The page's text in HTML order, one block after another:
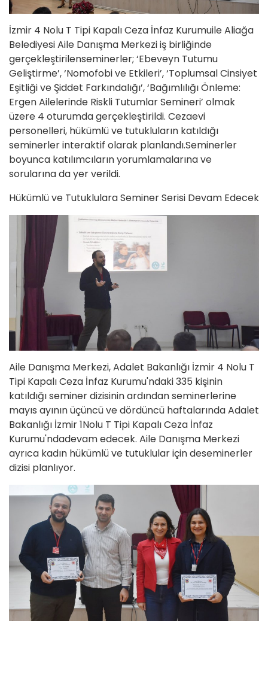
İzmir 4 Nolu T Tipi Kapalı Ceza İnfaz Kurumuile Aliağa
Belediyesi Aile Danışma Merkezi iş birliğinde
gerçekleştirilenseminerler; ‘Ebeveyn Tutumu
Geliştirme’, ‘Nomofobi ve Etkileri’, ‘Toplumsal Cinsiyet
Eşitliği ve Şiddet Farkındalığı’, ‘Bağımlılığı Önleme:
Ergen Ailelerinde Riskli Tutumlar Semineri’ olmak
üzere 4 oturumda gerçekleştirildi. Cezaevi
personelleri, hükümlü ve tutukluların katıldığı
seminerler interaktif olarak planlandı.Seminerler
boyunca katılımcıların yorumlamalarına ve
sorularına da yer verildi.
Hükümlü ve Tutuklulara Seminer Serisi Devam Edecek
Aile Danışma Merkezi, Adalet Bakanlığı İzmir 4 Nolu T
Tipi Kapalı Ceza İnfaz Kurumu'ndaki 335 kişinin
katıldığı seminer dizisinin ardından seminerlerine
mayıs ayının üçüncü ve dördüncü haftalarında Adalet
Bakanlığı İzmir 1Nolu T Tipi Kapalı Ceza İnfaz
Kurumu'ndadevam edecek. Aile Danışma Merkezi
ayrıca kadın hükümlü ve tutuklular için deseminerler
dizisi planlıyor.